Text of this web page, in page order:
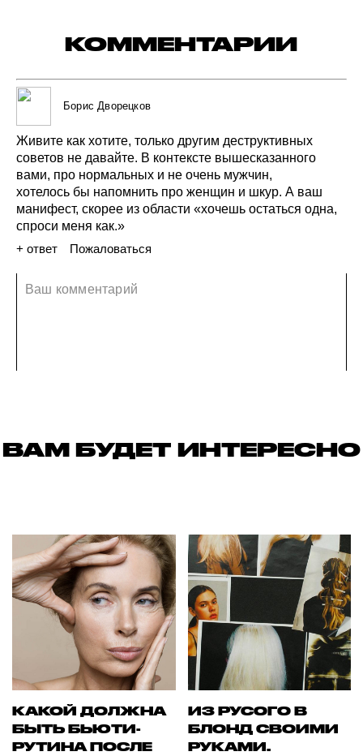
КОММЕНТАРИИ
Борис Дворецков
Живите как хотите, только другим деструктивных
советов не давайте. В контексте вышесказанного
вами, про нормальных и не очень мужчин,
хотелось бы напомнить про женщин и шкур. А ваш
манифест, скорее из области «хочешь остаться одна,
спроси меня как.»
+ ответ
Пожаловаться
ВАМ БУДЕТ ИНТЕРЕСНО
КАКОЙ ДОЛЖНА
БЫТЬ БЬЮТИ-
РУТИНА ПОСЛЕ
ИЗ РУСОГО В
БЛОНД СВОИМИ
РУКАМИ.